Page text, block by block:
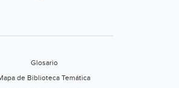
Glosario
de Biblioteca Temática